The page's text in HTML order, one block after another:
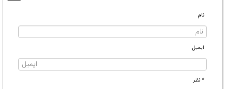
نام
ایمیل
* نظر